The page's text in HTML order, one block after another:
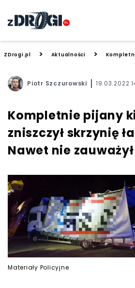
ZDrogi.pl > Aktualności >
Piotr Szczurowski 19.03.2022
Kompletnie pijany
zniszczył skrzynię
Nawet nie zauważył
Materiały Policyjne